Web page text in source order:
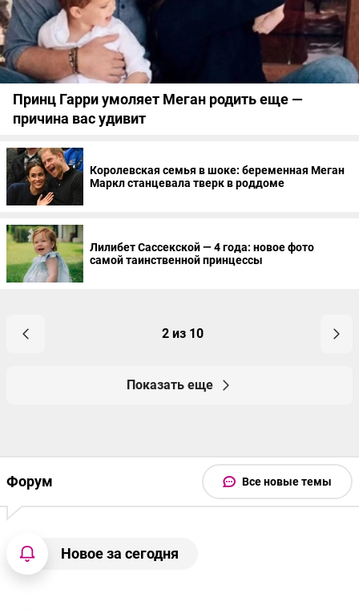
Принц Гарри умоляет Меган родить еще —
причина вас удивит
Королевская семья в шоке: беременная Меган
Маркл станцевала тверк в роддоме
Лилибет Сассекской — 4 года: новое фото
самой таинственной принцессы
2 из 10
Показать еще
Форум Все новые темы
Новое за сегодня